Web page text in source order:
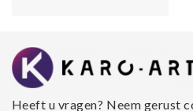
Heeft u vragen? Neem gerust